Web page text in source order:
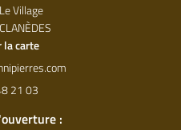
Village
la carte
21 03
: